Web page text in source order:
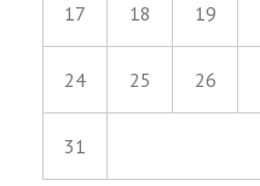
17 18 19
24 25 26
31